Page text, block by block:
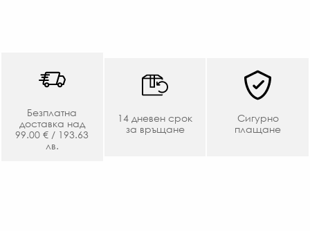
Безплатна
доставка над
99.00 € / 193.63
лв.
14 дневен срок
за връщане
Сигурно
плащане